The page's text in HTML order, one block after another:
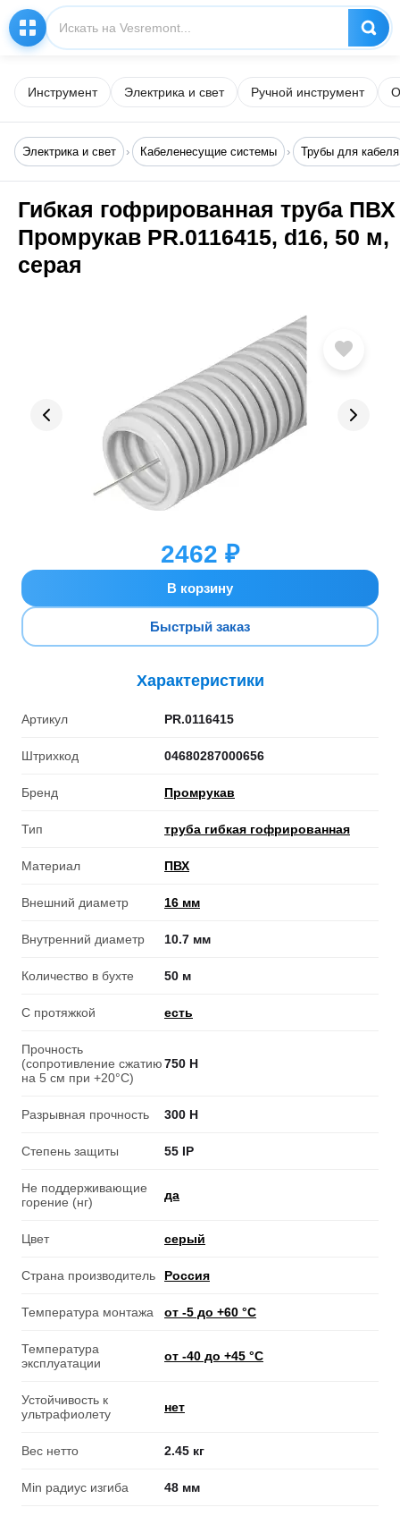
Инструмент Электрика и свет Ручной инструмент
Электрика и свет Кабеленесущие системы Трубы для кабеля
Гибкая гофрированная труба ПВХ
Промрукав PR.0116415, d16, 50 м,
серая
2462 ₽
В корзину
Быстрый заказ
Характеристики
Артикул PR.0116415
Штрихкод 04680287000656
Бренд Промрукав
Тип труба гибкая гофрированная
Материал ПВХ
Внешний диаметр 16 мм
Внутренний диаметр 10.7 мм
Количество в бухте 50 м
С протяжкой есть
Прочность
(сопротивление сжатию
на 5 см при +20°C)
750 Н
Разрывная прочность 300 Н
Степень защиты 55 IP
Не поддерживающие
горение (нг)
да
Цвет серый
Страна производитель Россия
Температура монтажа от -5 до +60 °С
Температура
эксплуатации
от -40 до +45 °С
Устойчивость к
ультрафиолету
нет
Вес нетто 2.45 кг
Min радиус изгиба 48 мм